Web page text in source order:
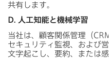
共有します。
D. 人工知能と​機械​学習
当社は、​顧客関係管理​（
セキュリティ監視、​および​
文字起こし、​要約、​または​